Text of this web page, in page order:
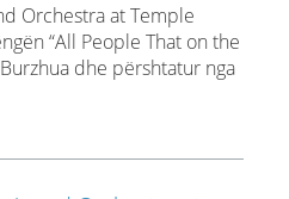
Orchestra at Temple
“All People That on the
dhe përshtatur nga